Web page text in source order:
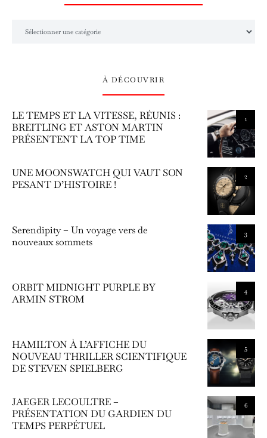
À DÉCOUVRIR
1
LE TEMPS ET LA VITESSE, RÉUNIS :
BREITLING ET ASTON MARTIN
PRÉSENTENT LA TOP TIME
2
UNE MOONSWATCH QUI VAUT SON
PESANT D’HISTOIRE !
3
Serendipity – Un voyage vers de
nouveaux sommets
4
ORBIT MIDNIGHT PURPLE BY
ARMIN STROM
5
HAMILTON À L’AFFICHE DU
NOUVEAU THRILLER SCIENTIFIQUE
DE STEVEN SPIELBERG
6
JAEGER LECOULTRE –
PRÉSENTATION DU GARDIEN DU
TEMPS PERPÉTUEL